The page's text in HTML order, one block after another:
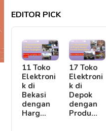
EDITOR PICK
11 Toko
Elektroni
k di
Bekasi
dengan
Harg…
17 Toko
Elektroni
k di
Depok
dengan
Produ…